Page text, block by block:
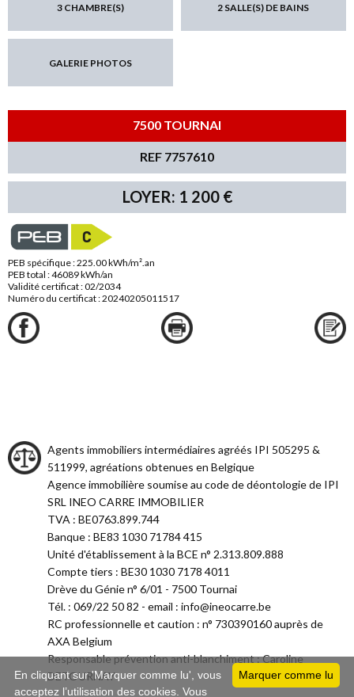
3 CHAMBRE(S) 2 SALLE(S) DE BAINS
GALERIE PHOTOS
7500 TOURNAI
REF 7757610
LOYER: 1 200 €
PEB spécifique : 225.00 kWh/m².an
PEB total : 46089 kWh/an
Validité certificat : 02/2034
Numéro du certificat : 20240205011517
Agents immobiliers intermédiaires agréés IPI 505295 &
511999, agréations obtenues en Belgique
Agence immobilière soumise au code de déontologie de IPI
SRL INEO CARRE IMMOBILIER
TVA : BE0763.899.744
Banque : BE83 1030 71784 415
Unité d'établissement à la BCE n° 2.313.809.888
Compte tiers : BE30 1030 7178 4011
Drève du Génie n° 6/01 - 7500 Tournai
Tél. : 069/22 50 82 - email : info@ineocarre.be
RC professionnelle et caution : n° 730390160 auprès de
AXA Belgium
Responsable prévention anti-blanchiment : Caroline
DETOURNAY
Marquer comme lu
En cliquant sur 'Marquer comme lu', vous
acceptez l’utilisation des cookies. Vous